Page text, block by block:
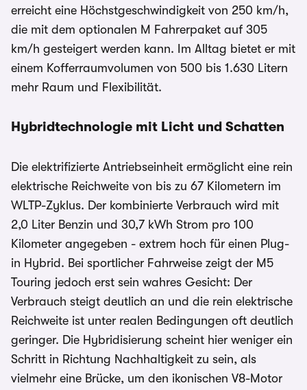
erreicht eine Höchstgeschwindigkeit von 250 km/h,
die mit dem optionalen M Fahrerpaket auf 305
km/h gesteigert werden kann. Im Alltag bietet er mit
einem Kofferraumvolumen von 500 bis 1.630 Litern
mehr Raum und Flexibilität.
Hybridtechnologie mit Licht und Schatten
Die elektrifizierte Antriebseinheit ermöglicht eine rein
elektrische Reichweite von bis zu 67 Kilometern im
WLTP-Zyklus. Der kombinierte Verbrauch wird mit
2,0 Liter Benzin und 30,7 kWh Strom pro 100
Kilometer angegeben - extrem hoch für einen Plug-
in Hybrid. Bei sportlicher Fahrweise zeigt der M5
Touring jedoch erst sein wahres Gesicht: Der
Verbrauch steigt deutlich an und die rein elektrische
Reichweite ist unter realen Bedingungen oft deutlich
geringer. Die Hybridisierung scheint hier weniger ein
Schritt in Richtung Nachhaltigkeit zu sein, als
vielmehr eine Brücke, um den ikonischen V8-Motor